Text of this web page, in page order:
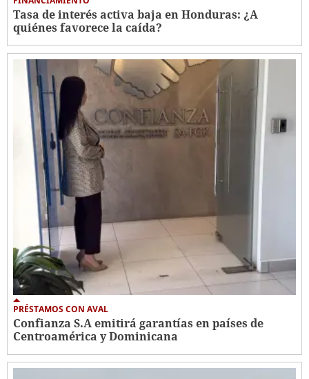
Tasa de interés activa baja en Honduras: ¿A
quiénes favorece la caída?
PRÉSTAMOS CON AVAL
Confianza S.A emitirá garantías en países de
Centroamérica y Dominicana